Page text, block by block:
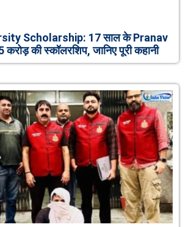
Scholarship: 17 साल के Pranav
की स्कॉलरशिप, जानिए पूरी कहानी